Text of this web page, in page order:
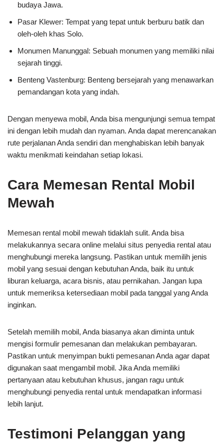
budaya Jawa.
Pasar Klewer: Tempat yang tepat untuk berburu batik dan
oleh-oleh khas Solo.
Monumen Manunggal: Sebuah monumen yang memiliki nilai
sejarah tinggi.
Benteng Vastenburg: Benteng bersejarah yang menawarkan
pemandangan kota yang indah.
Dengan menyewa mobil, Anda bisa mengunjungi semua tempat
ini dengan lebih mudah dan nyaman. Anda dapat merencanakan
rute perjalanan Anda sendiri dan menghabiskan lebih banyak
waktu menikmati keindahan setiap lokasi.
Cara Memesan Rental Mobil
Mewah
Memesan rental mobil mewah tidaklah sulit. Anda bisa
melakukannya secara online melalui situs penyedia rental atau
menghubungi mereka langsung. Pastikan untuk memilih jenis
mobil yang sesuai dengan kebutuhan Anda, baik itu untuk
liburan keluarga, acara bisnis, atau pernikahan. Jangan lupa
untuk memeriksa ketersediaan mobil pada tanggal yang Anda
inginkan.
Setelah memilih mobil, Anda biasanya akan diminta untuk
mengisi formulir pemesanan dan melakukan pembayaran.
Pastikan untuk menyimpan bukti pemesanan Anda agar dapat
digunakan saat mengambil mobil. Jika Anda memiliki
pertanyaan atau kebutuhan khusus, jangan ragu untuk
menghubungi penyedia rental untuk mendapatkan informasi
lebih lanjut.
Testimoni Pelanggan yang